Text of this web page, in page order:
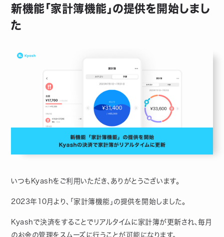
新機能「家計簿機能」の提供を開始しまし
た
いつもKyashをご利用いただき、ありがとうございます。
2023年10月より、「家計簿機能」の提供を開始しました。
Kyashで決済をすることでリアルタイムに家計簿が更新され、毎月
のお金の管理をスムーズに行うことが可能になります。